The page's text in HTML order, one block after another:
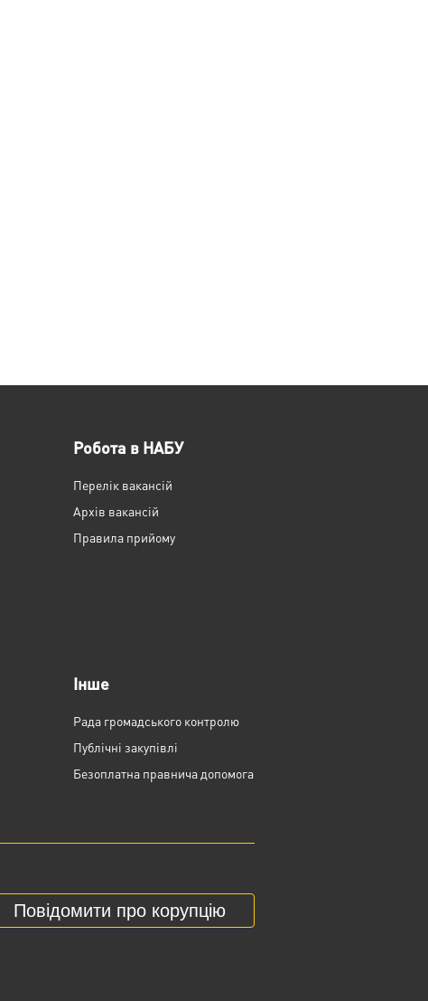
Робота в НАБУ
Перелік вакансій
Архів вакансій
Правила прийому
Інше
Рада громадського контролю
Публічні закупівлі
Безоплатна правнича допомога
Повідомити про корупцію